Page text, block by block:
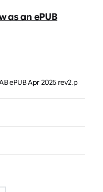
as an ePUB
ePUB Apr 2025 rev2.p